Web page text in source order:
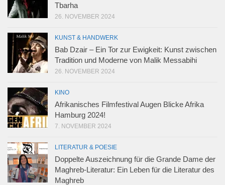
Tbarha
26. NOVEMBER 2024
KUNST & HANDWERK
Bab Dzair – Ein Tor zur Ewigkeit: Kunst zwischen
Tradition und Moderne von Malik Messabihi
26. NOVEMBER 2024
KINO
Afrikanisches Filmfestival Augen Blicke Afrika
Hamburg 2024!
7. NOVEMBER 2024
LITERATUR & POESIE
Doppelte Auszeichnung für die Grande Dame der
Maghreb-Literatur: Ein Leben für die Literatur des
Maghreb